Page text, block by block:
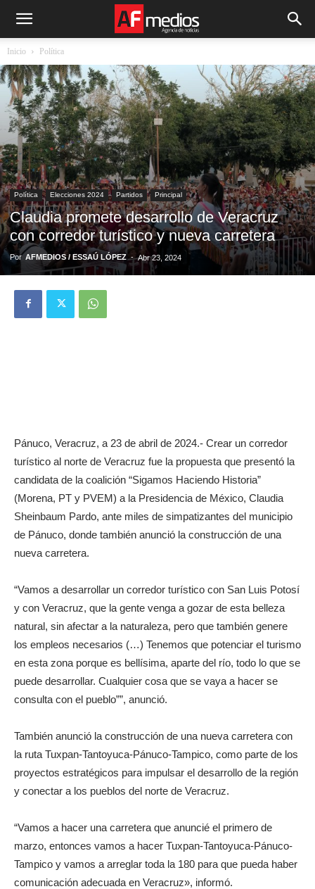
Inicio Política
Política Elecciones 2024 Partidos Principal
Claudia promete desarrollo de Veracruz
con corredor turístico y nueva carretera
Por AFMEDIOS / ESSAÚ LÓPEZ - Abr 23, 2024
Pánuco, Veracruz, a 23 de abril de 2024.- Crear un corredor
turístico al norte de Veracruz fue la propuesta que presentó la
candidata de la coalición “Sigamos Haciendo Historia”
(Morena, PT y PVEM) a la Presidencia de México, Claudia
Sheinbaum Pardo, ante miles de simpatizantes del municipio
de Pánuco, donde también anunció la construcción de una
nueva carretera.
“Vamos a desarrollar un corredor turístico con San Luis Potosí
y con Veracruz, que la gente venga a gozar de esta belleza
natural, sin afectar a la naturaleza, pero que también genere
los empleos necesarios (…) Tenemos que potenciar el turismo
en esta zona porque es bellísima, aparte del río, todo lo que se
puede desarrollar. Cualquier cosa que se vaya a hacer se
consulta con el pueblo””, anunció.
También anunció la construcción de una nueva carretera con
la ruta Tuxpan-Tantoyuca-Pánuco-Tampico, como parte de los
proyectos estratégicos para impulsar el desarrollo de la región
y conectar a los pueblos del norte de Veracruz.
“Vamos a hacer una carretera que anuncié el primero de
marzo, entonces vamos a hacer Tuxpan-Tantoyuca-Pánuco-
Tampico y vamos a arreglar toda la 180 para que pueda haber
comunicación adecuada en Veracruz», informó.